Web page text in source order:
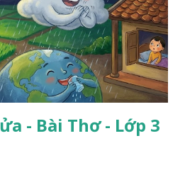
- Bài Thơ - Lớp 3